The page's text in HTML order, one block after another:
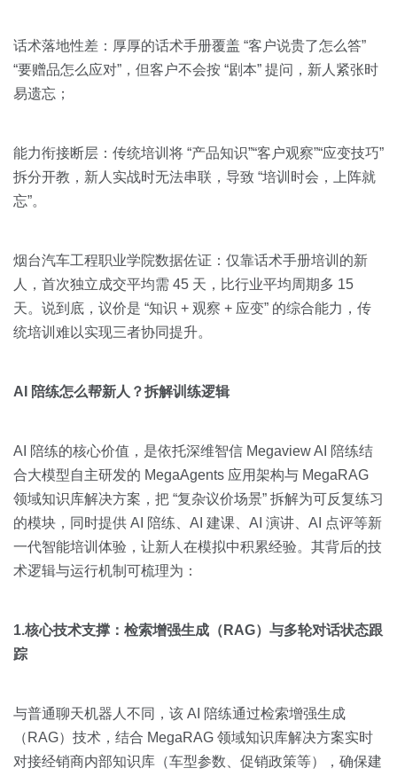
话术落地性差：厚厚的话术手册覆盖 “客户说贵了怎么答”
“要赠品怎么应对”，但客户不会按 “剧本” 提问，新人紧张时
易遗忘；
能力衔接断层：传统培训将 “产品知识”“客户观察”“应变技巧”
拆分开教，新人实战时无法串联，导致 “培训时会，上阵就
忘”。
烟台汽车工程职业学院数据佐证：仅靠话术手册培训的新
人，首次独立成交平均需 45 天，比行业平均周期多 15
天。说到底，议价是 “知识 + 观察 + 应变” 的综合能力，传
统培训难以实现三者协同提升。
AI 陪练怎么帮新人？拆解训练逻辑
AI 陪练的核心价值，是依托深维智信 Megaview AI 陪练结
合大模型自主研发的 MegaAgents 应用架构与 MegaRAG
领域知识库解决方案，把 “复杂议价场景” 拆解为可反复练习
的模块，同时提供 AI 陪练、AI 建课、AI 演讲、AI 点评等新
一代智能培训体验，让新人在模拟中积累经验。其背后的技
术逻辑与运行机制可梳理为：
1.核心技术支撑：检索增强生成（RAG）与多轮对话状态跟
踪
与普通聊天机器人不同，该 AI 陪练通过检索增强生成
（RAG）技术，结合 MegaRAG 领域知识库解决方案实时
对接经销商内部知识库（车型参数、促销政策等），确保建